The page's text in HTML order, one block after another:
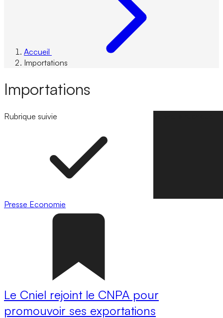
Accueil
Importations
Importations
Rubrique suivie
Presse Economie
Le Cniel rejoint le CNPA pour
promouvoir ses exportations